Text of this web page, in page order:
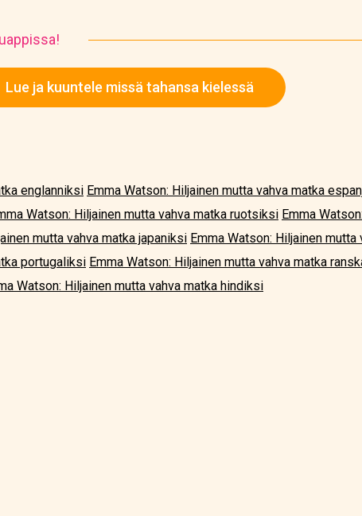
Lue ja kuuntele missä tahansa kielessä
englanniksi Emma Watson: Hiljainen mutta vahva matka
Watson: Hiljainen mutta vahva matka ruotsiksi Emma
mutta vahva matka japaniksi Emma Watson: Hiljainen
portugaliksi Emma Watson: Hiljainen mutta vahva matka
Watson: Hiljainen mutta vahva matka hindiksi